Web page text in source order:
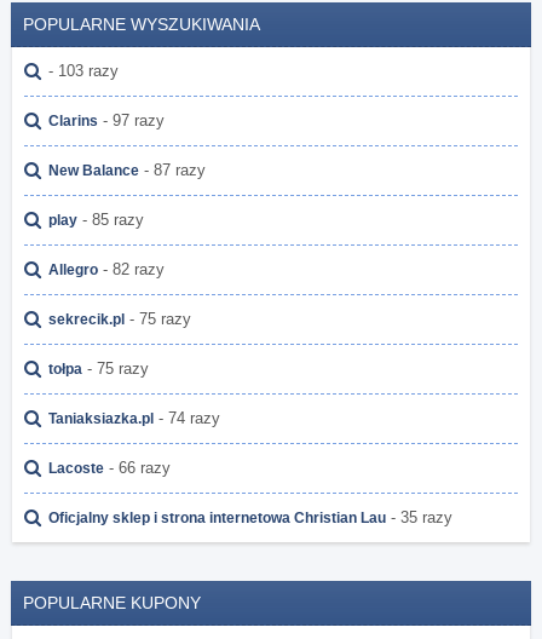
POPULARNE WYSZUKIWANIA
- 103 razy
Clarins - 97 razy
New Balance - 87 razy
play - 85 razy
Allegro - 82 razy
sekrecik.pl - 75 razy
tołpa - 75 razy
Taniaksiazka.pl - 74 razy
Lacoste - 66 razy
Oficjalny sklep i strona internetowa Christian Lau - 35 razy
POPULARNE KUPONY